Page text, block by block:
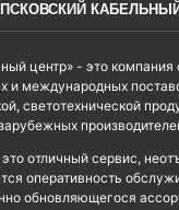
ПСКОВСКИЙ
центр» - это
и международных
светотехнической
отличный сервис,
оперативность
обновляющегося